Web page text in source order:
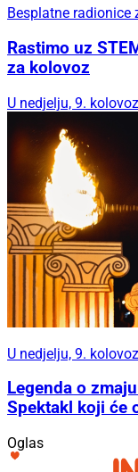
Besplatne radionice
Rastimo uz
za kolovoz
U nedjelju, 9.
U nedjelju, 9.
Legenda o
Spektakl koji će
Oglas